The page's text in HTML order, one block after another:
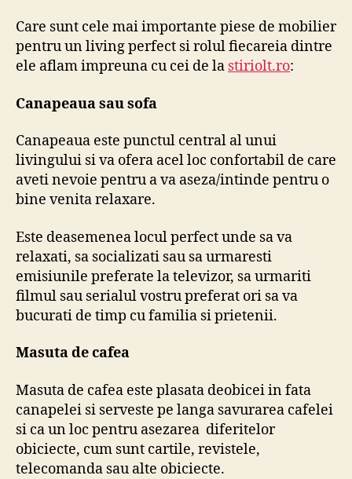
Care sunt cele mai importante piese de mobilier
pentru un living perfect si rolul fiecareia dintre
ele aflam impreuna cu cei de la stiriolt.ro:
Canapeaua sau sofa
Canapeaua este punctul central al unui
livingului si va ofera acel loc confortabil de care
aveti nevoie pentru a va aseza/intinde pentru o
bine venita relaxare.
Este deasemenea locul perfect unde sa va
relaxati, sa socializati sau sa urmaresti
emisiunile preferate la televizor, sa urmariti
filmul sau serialul vostru preferat ori sa va
bucurati de timp cu familia si prietenii.
Masuta de cafea
Masuta de cafea este plasata deobicei in fata
canapelei si serveste pe langa savurarea cafelei
si ca un loc pentru asezarea diferitelor
obiciecte, cum sunt cartile, revistele,
telecomanda sau alte obiciecte.